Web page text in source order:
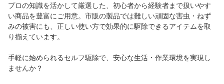
プロの知識を活かして厳選した、初心者から経験者まで扱いやす
い商品を豊富にご用意。市販の製品では難しい頑固な害虫・ねず
みの被害にも、正しい使い方で効果的に駆除できるアイテムを取
り揃えています。
手軽に始められるセルフ駆除で、安心な生活・作業環境を実現し
ませんか？